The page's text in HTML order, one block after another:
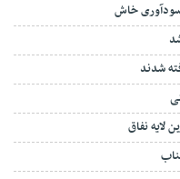
خاش
شدند
لایه نفاق